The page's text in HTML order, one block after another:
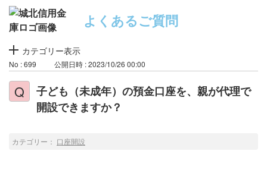
よくあるご質問
カテゴリー表示
No : 699 公開日時 : 2023/10/26 00:00
子ども（未成年）の預金口座を、親が代理で
開設できますか？
カテゴリー： 口座開設